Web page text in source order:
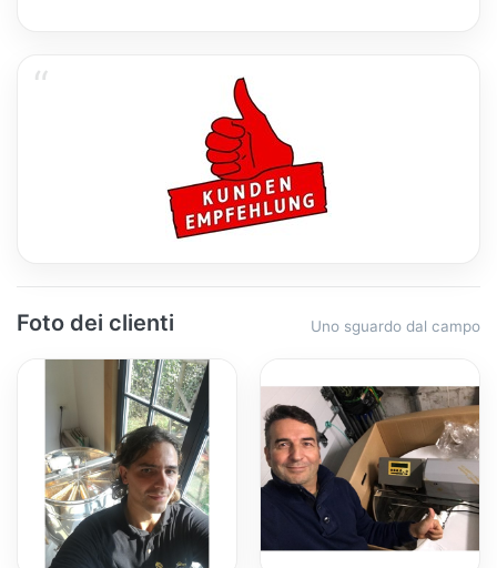
Foto dei clienti Uno sguardo dal campo